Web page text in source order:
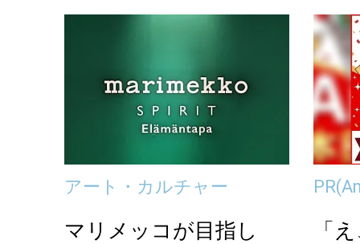
アート・カルチャー
マリメッコが目指し
PR
「